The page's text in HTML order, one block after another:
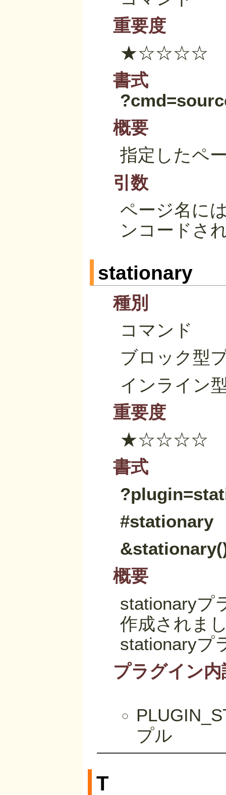
重要度
★☆☆☆☆
書式
概要
指定したペ
引数
ページ名に
ンコードさ
stationary
種別
コマンド
ブロック型
インライン
重要度
★☆☆☆☆
書式
#stationary
概要
stationaryプ
作成されま
stationaryプ
プラグイン内
プル
T